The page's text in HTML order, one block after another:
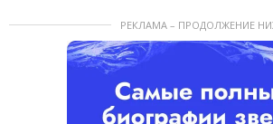
РЕКЛАМА – ПРОДОЛЖЕНИЕ